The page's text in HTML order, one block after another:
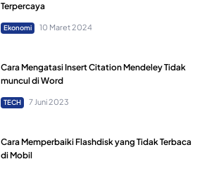
Terpercaya
Ekonomi 10 Maret 2024
Cara Mengatasi Insert Citation Mendeley Tidak
muncul di Word
TECH 7 Juni 2023
Cara Memperbaiki Flashdisk yang Tidak Terbaca
di Mobil